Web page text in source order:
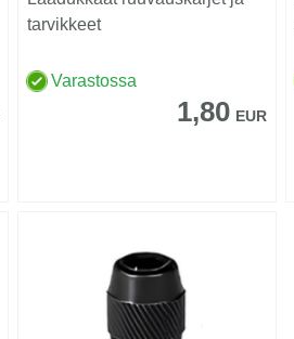
tarvikkeet
Varastossa
1,80 EUR